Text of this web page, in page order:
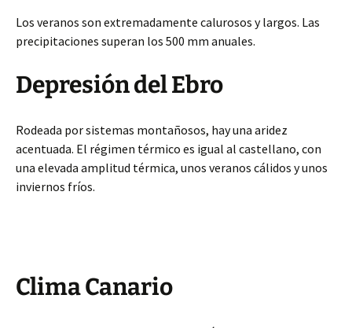
Los veranos son extremadamente calurosos y largos. Las
precipitaciones superan los 500 mm anuales.
Depresión del Ebro
Rodeada por sistemas montañosos, hay una aridez
acentuada. El régimen térmico es igual al castellano, con
una elevada amplitud térmica, unos veranos cálidos y unos
inviernos fríos.
Clima Canario